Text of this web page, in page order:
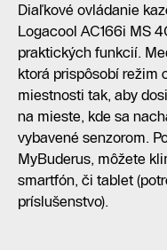
Diaľkové ovládanie
Logacool AC166i MS
praktických funkcií.
ktorá prispôsobí režim
miestnosti tak, aby
na mieste, kde sa
vybavené senzorom.
MyBuderus, môžete
smartfón, či tablet
príslušenstvo).